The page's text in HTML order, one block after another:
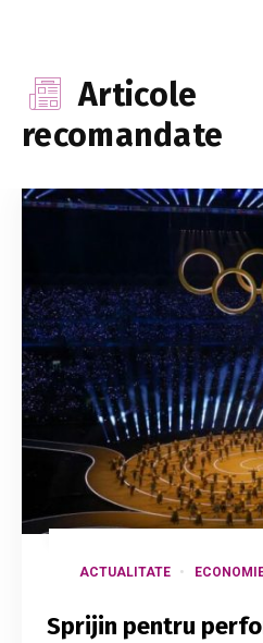
Articole
recomandate
ACTUALITATE
Sprijin pentru